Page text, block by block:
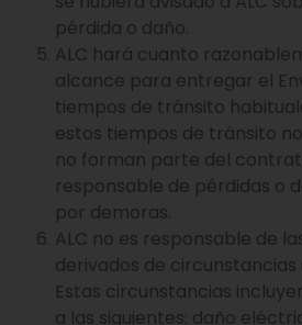
pérdida o daño.
ALC hará cuanto
alcance para entregar el
tiempos de tránsito
estos tiempos de tránsito
no forman parte del
responsable de pérdidas o
por demoras.
ALC no es responsable de
derivados de circunstancias
Estas circunstancias
a las siguientes: daño